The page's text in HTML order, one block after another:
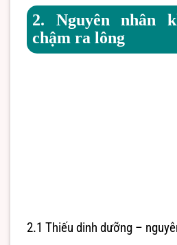
2. Nguyên nhân
chậm ra lông
2.1 Thiếu dinh dưỡng –